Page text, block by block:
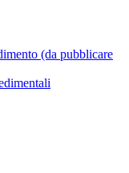
(da pubblicare